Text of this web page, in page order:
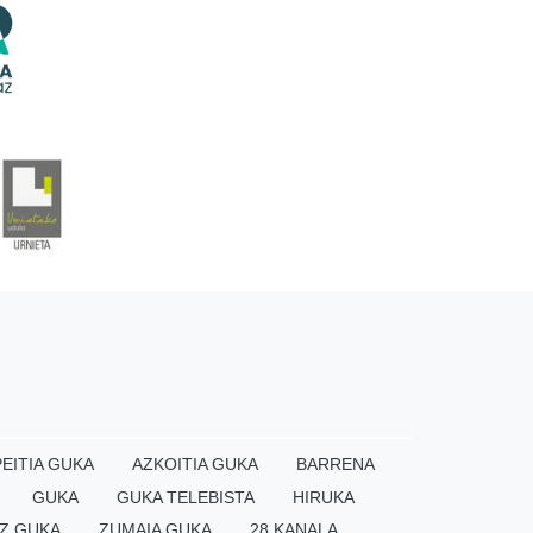
GUKA AZKOITIA GUKA
BARRENA
GUKA
GUKA TELEBISTA
HIRUKA